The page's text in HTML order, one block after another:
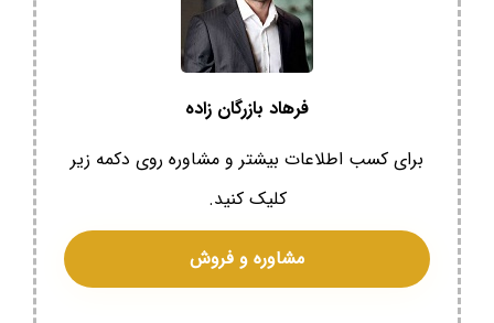
فرهاد بازرگان زاده
برای کسب اطلاعات بیشتر و مشاوره روی دکمه زیر
کلیک کنید.
مشاوره و فروش